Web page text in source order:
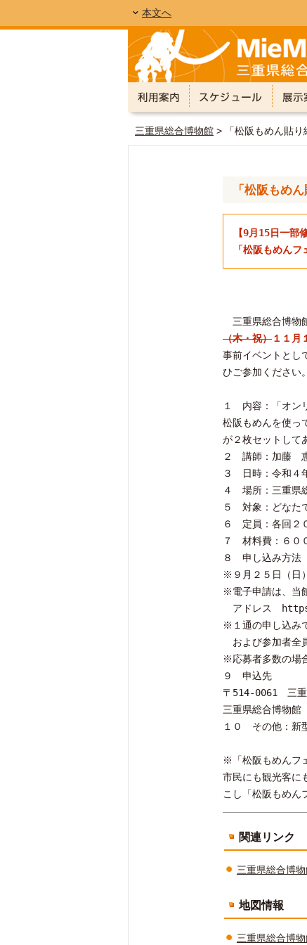
本文へ
三重県総合博物館 > 「松阪もめん貼り
「松阪もめ
【9月15日一部
「松阪もめん
三重県総合博物
（木・祝）１１月
事前イベントとし
ひご参加ください。
１ 内容：「オン
松阪もめんを使っ
が２枚セットして
２ 講師：加藤 恵
３ 日時：令和４
４ 場所：三重
５ 対象：どなた
６ 定員：各回２
７ 材料費：６０
８ 申し込み方法
※９月２５日（日
※電子申請は、当
アドレス
※１通の申し込み
および参加者全
※応募者多数の場
９ 申込先
〒514-0061 三
三重県総合博物館
１０ その他：新
※「松阪もめんフ
市民にも観光客に
こし「松阪もめん
関連リンク
三重県総合博物
地図情報
三重県総合博